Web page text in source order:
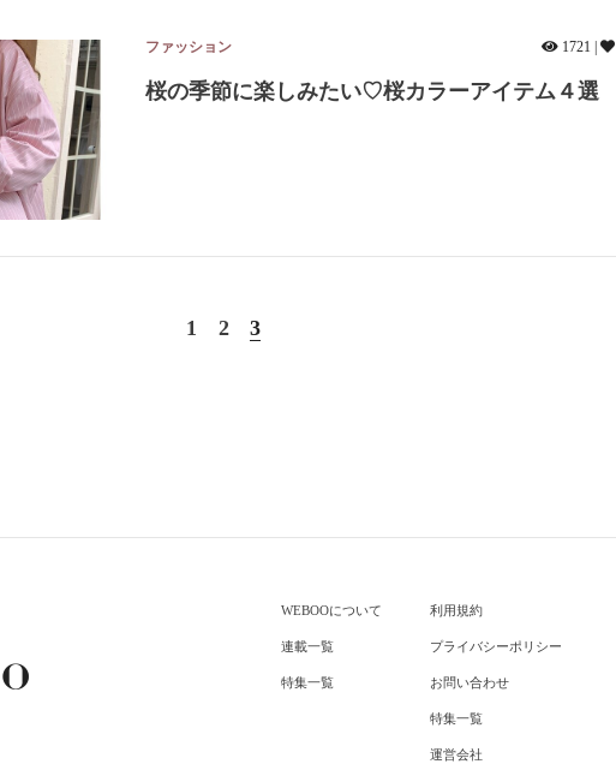
ファッション 1721 |
桜の季節に楽しみたい♡桜カラーアイテム４選
1 2 3
WEBOOについて
連載一覧
特集一覧
利用規約
プライバシーポリシー
お問い合わせ
特集一覧
運営会社